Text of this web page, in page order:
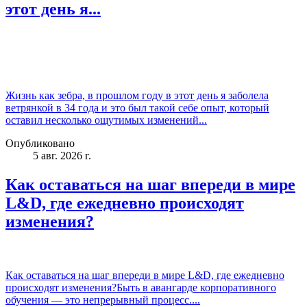
этот день я...
Жизнь как зебра, в прошлом году в этот день я заболела
ветрянкой в 34 года и это был такой себе опыт, который
оставил несколько ощутимых изменений...
Опубликовано
5 авг. 2026 г.
Как оставаться на шаг впереди в мире
L&D, где ежедневно происходят
изменения?
Как оставаться на шаг впереди в мире L&D, где ежедневно
происходят изменения?Быть в авангарде корпоративного
обучения — это непрерывный процесс....